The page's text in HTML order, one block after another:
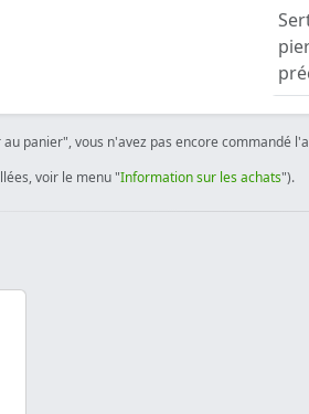
panier", vous n'avez pas encore commandé
voir le menu "Information sur les achats").